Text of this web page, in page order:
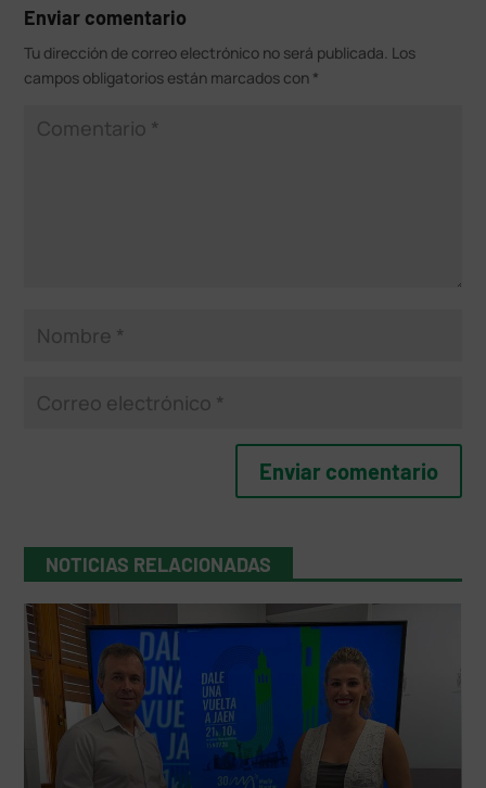
Enviar comentario
Tu dirección de correo electrónico no será publicada. Los
campos obligatorios están marcados con *
NOTICIAS RELACIONADAS